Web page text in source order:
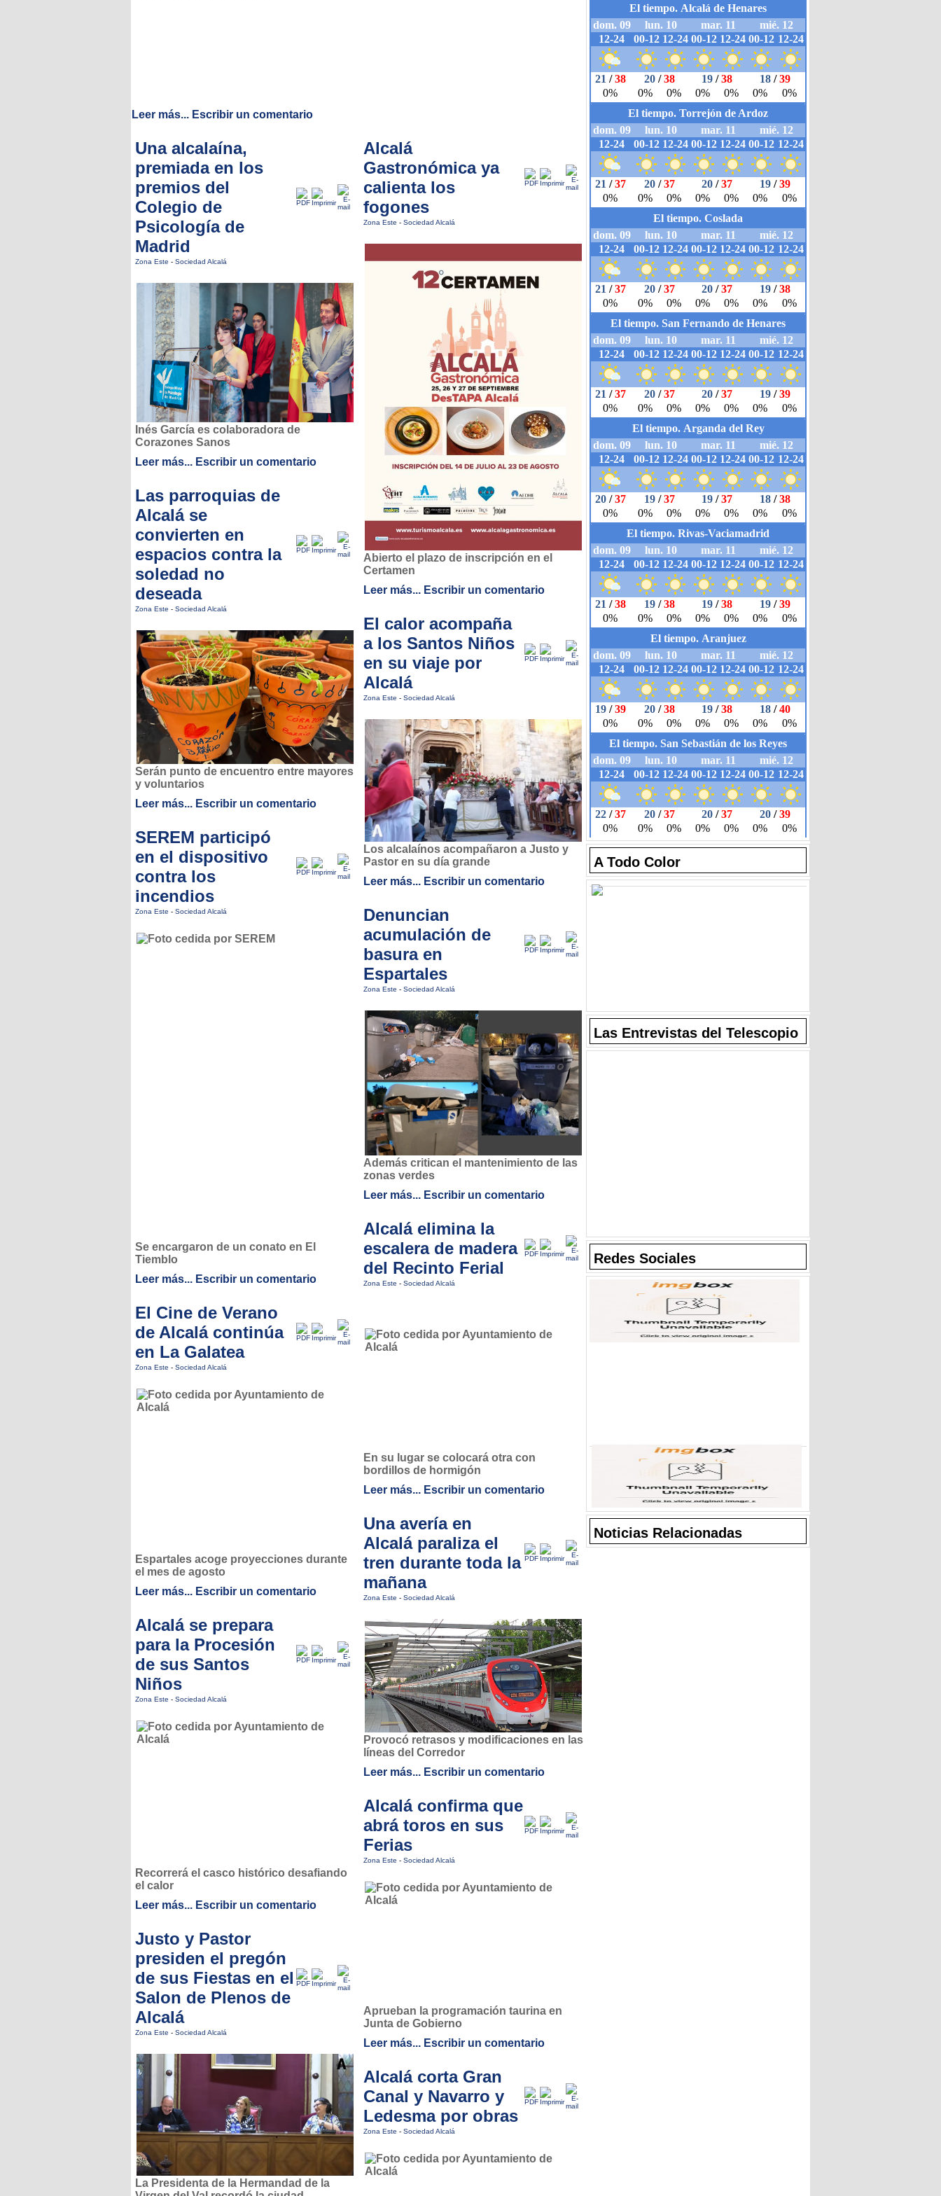
Leer más... Escribir un comentario
Una alcalaína,
premiada en los
premios del
Colegio de
Psicología de
Madrid
Zona Este - Sociedad Alcalá
Inés García es colaboradora de
Corazones Sanos
Leer más... Escribir un comentario
Las parroquias de
Alcalá se
convierten en
espacios contra la
soledad no
deseada
Zona Este - Sociedad Alcalá
Serán punto de encuentro entre mayores
y voluntarios
Leer más... Escribir un comentario
SEREM participó
en el dispositivo
contra los
incendios
Zona Este - Sociedad Alcalá
Se encargaron de un conato en El
Tiemblo
Leer más... Escribir un comentario
El Cine de Verano
de Alcalá continúa
en La Galatea
Zona Este - Sociedad Alcalá
Espartales acoge proyecciones durante
el mes de agosto
Leer más... Escribir un comentario
Alcalá se prepara
para la Procesión
de sus Santos
Niños
Zona Este - Sociedad Alcalá
Recorrerá el casco histórico desafiando
el calor
Leer más... Escribir un comentario
Justo y Pastor
presiden el pregón
de sus Fiestas en el
Salon de Plenos de
Alcalá
Zona Este - Sociedad Alcalá
La Presidenta de la Hermandad de la
Alcalá
Gastronómica ya
calienta los
fogones
Zona Este - Sociedad Alcalá
Abierto el plazo de inscripción en el
Certamen
Leer más... Escribir un comentario
El calor acompaña
a los Santos Niños
en su viaje por
Alcalá
Zona Este - Sociedad Alcalá
Los alcalaínos acompañaron a Justo y
Pastor en su día grande
Leer más... Escribir un comentario
Denuncian
acumulación de
basura en
Espartales
Zona Este - Sociedad Alcalá
Además critican el mantenimiento de las
zonas verdes
Leer más... Escribir un comentario
Alcalá elimina la
escalera de madera
del Recinto Ferial
Zona Este - Sociedad Alcalá
En su lugar se colocará otra con
bordillos de hormigón
Leer más... Escribir un comentario
Una avería en
Alcalá paraliza el
tren durante toda la
mañana
Zona Este - Sociedad Alcalá
Provocó retrasos y modificaciones en las
líneas del Corredor
Leer más... Escribir un comentario
Alcalá confirma que
abrá toros en sus
Ferias
Zona Este - Sociedad Alcalá
Aprueban la programación taurina en
Junta de Gobierno
Leer más... Escribir un comentario
Alcalá corta Gran
Canal y Navarro y
Ledesma por obras
Zona Este - Sociedad Alcalá
A Todo Color
Las Entrevistas del Telescopio
Redes Sociales
Noticias Relacionadas